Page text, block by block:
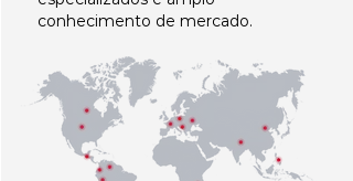
conhecimento de mercado.